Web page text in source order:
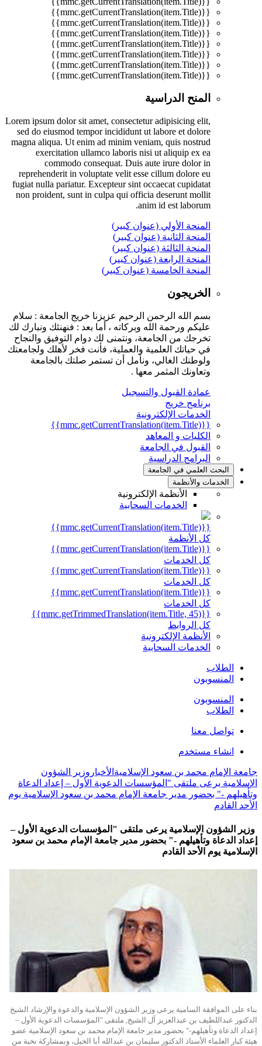
{{mmc.getCurrentTranslation(item.Title)}}
{{mmc.getCurrentTranslation(item.Title)}}
{{mmc.getCurrentTranslation(item.Title)}}
{{mmc.getCurrentTranslation(item.Title)}}
{{mmc.getCurrentTranslation(item.Title)}}
{{mmc.getCurrentTranslation(item.Title)}}
{{mmc.getCurrentTranslation(item.Title)}}
المنح الدراسية
Lorem ipsum dolor sit amet, consectetur adipisicing elit,
sed do eiusmod tempor incididunt ut labore et dolore
magna aliqua. Ut enim ad minim veniam, quis nostrud
exercitation ullamco laboris nisi ut aliquip ex ea
commodo consequat. Duis aute irure dolor in
reprehenderit in voluptate velit esse cillum dolore eu
fugiat nulla pariatur. Excepteur sint occaecat cupidatat
non proident, sunt in culpa qui officia deserunt mollit
anim id est laborum.
المنحة الأولي (عنوان كبير)
المنحة الثانية (عنوان كبير)
المنحة الثالثة (عنوان كبير)
المنحة الرابعة (عنوان كبير)
المنحة الخامسة (عنوان كبير)
الخريجون
بسم الله الرحمن الرحيم عزيزنا خريج الجامعة : سلام
عليكم ورحمة الله وبركاته ، أما بعد : فنهنئك ونبارك لك
تخرجك من الجامعة، ونتمنى لك دوام التوفيق والنجاح
في حياتك العلمية والعملية، فأنت فخر لأهلك ولجامعتك
ولوطنك الغالي، ونأمل أن تستمر صلتك بالجامعة
وتعاونك المثمر معها .
عمادة القبول والتسجيل
برنامج خريج
الخدمات الإلكترونية
{{mmc.getCurrentTranslation(item.Title)}}
الكليات و المعاهد
القبول في الجامعة
البرامج الدراسية
البحث العلمي في الجامعة
الخدمات والأنظمة
الأنظمة الإلكترونية
الخدمات السحابية
{{mmc.getCurrentTranslation(item.Title)}}
كل الأنظمة
{{mmc.getCurrentTranslation(item.Title)}}
كل الخدمات
{{mmc.getCurrentTranslation(item.Title)}}
كل الخدمات
{{mmc.getCurrentTranslation(item.Title)}}
كل الخدمات
{{mmc.getTrimmedTranslation(item.Title, 45)}}
كل الروابط
الأنظمة الإلكترونية
الخدمات السحابية
الطلاب
المنسوبون
المنسوبون
الطلاب
تواصل معنا
انشاء مستخدم
جامعة الإمام محمد بن سعود الإسلامية الأخبار وزير الشؤون
الإسلامية يرعى ملتقى "المؤسسات الدعوية الأول – إعداد الدعاة
وتأهيلهم -" بحضور مدير جامعة الإمام محمد بن سعود الإسلامية يوم
الأحد القادم
وزير الشؤون الإسلامية يرعى ملتقى "المؤسسات الدعوية الأول –
إعداد الدعاة وتأهيلهم -" بحضور مدير جامعة الإمام محمد بن سعود
الإسلامية يوم الأحد القادم
بناء على الموافقة السامية يرعى وزير الشؤون الإسلامية والدعوة والإرشاد الشيخ
الدكتور عبداللطيف بن عبدالعزيز آل الشيخ, ملتقى "المؤسسات الدعوية الأول –
إعداد الدعاة وتأهيلهم-" بحضور مدير جامعة الإمام محمد بن سعود الإسلامية عضو
هيئة كبار العلماء الأستاذ الدكتور سليمان بن عبدالله أبا الخيل، وبمشاركة نخبة من